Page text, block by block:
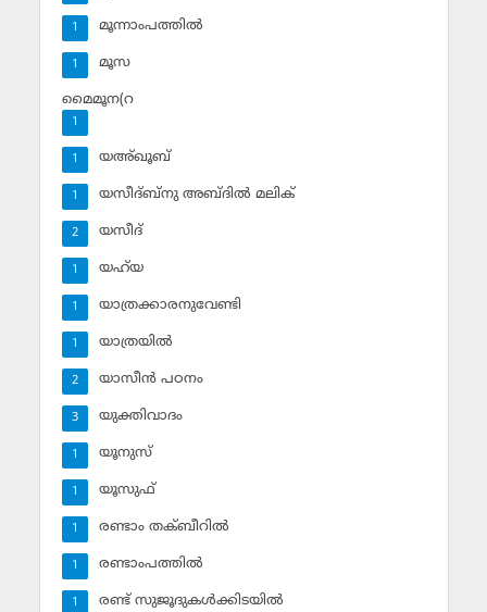
മൂന്നാംപത്തില്‍
1
മൂസ
1
മൈമൂന(റ
1
യഅ്ഖൂബ്‌
1
യസീദ്ബ്‌നു അബ്ദില്‍ മലിക്‌
1
യസീദ്‌
2
യഹ്‌യ
1
യാത്രക്കാരനുവേണ്ടി
1
യാത്രയില്‍
1
യാസീന്‍ പഠനം
2
യുക്തിവാദം
3
യൂനുസ്‌
1
യൂസുഫ്‌
1
രണ്ടാം തക്ബീറില്‍
1
രണ്ടാംപത്തില്‍
1
രണ്ട് സുജൂദുകള്‍ക്കിടയില്‍
1